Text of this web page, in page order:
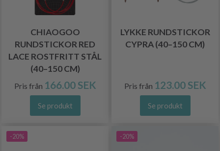
CHIAOGOO
RUNDSTICKOR RED
LACE ROSTFRITT STÅL
(40–150 CM)
Pris från 166.00 SEK
Se produkt
LYKKE RUNDSTICKOR
CYPRA (40–150 CM)
Pris från 123.00 SEK
Se produkt
-20% -20%